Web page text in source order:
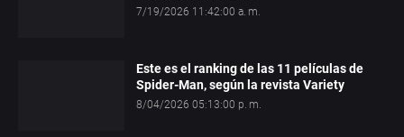
7/19/2026 11:42:00 a. m.
Este es el ranking de las 11 películas de
Spider-Man, según la revista Variety
8/04/2026 05:13:00 p. m.